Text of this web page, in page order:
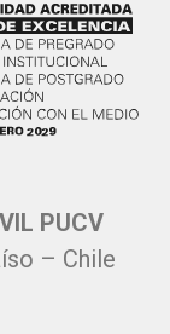
PUCV
– Chile